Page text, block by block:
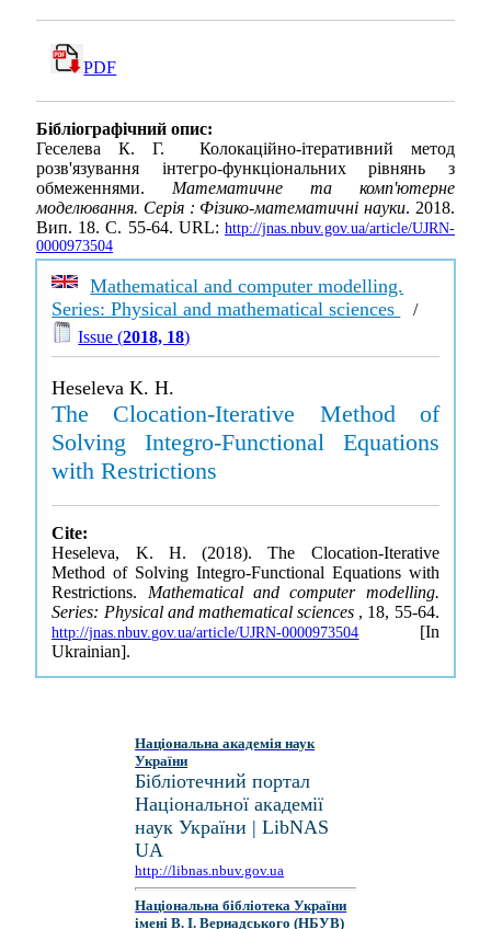
PDF
Бібліографічний опис:
Геселева К. Г. Колокаційно-ітеративний метод
розв'язування інтегро-функціональних рівнянь з
обмеженнями. Математичне та комп'ютерне
моделювання. Серія : Фізико-математичні науки. 2018.
Вип. 18. С. 55-64. URL: http://jnas.nbuv.gov.ua/article/UJRN-
0000973504
Mathematical and computer modelling.
Series: Physical and mathematical sciences
/
Issue (2018, 18)
Heseleva K. H.
The Clocation-Iterative Method of
Solving Integro-Functional Equations
with Restrictions
Cite:
Heseleva, K. H. (2018). The Clocation-Iterative
Method of Solving Integro-Functional Equations with
Restrictions. Mathematical and computer modelling.
Series: Physical and mathematical sciences , 18, 55-64.
http://jnas.nbuv.gov.ua/article/UJRN-0000973504 [In
Ukrainian].
Національна академія наук
України
Бібліотечний портал
Національної академії
наук України | LibNAS
UA
http://libnas.nbuv.gov.ua
Національна бібліотека України
імені В. І. Вернадського (НБУВ)